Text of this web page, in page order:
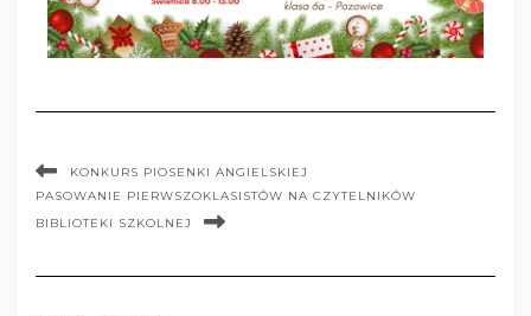
KONKURS PIOSENKI ANGIELSKIEJ
PASOWANIE PIERWSZOKLASISTÓW NA CZYTELNIKÓW
BIBLIOTEKI SZKOLNEJ